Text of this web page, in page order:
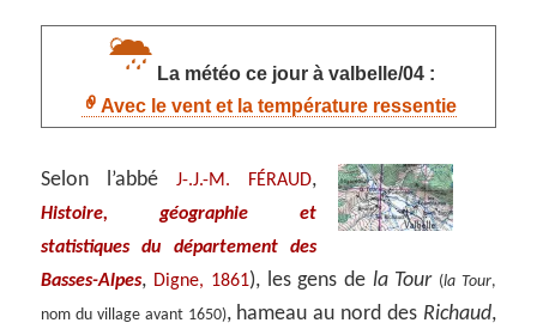
La météo ce jour à valbelle/04 :
Avec le vent et la température ressentie
Selon l’abbé J-.J.-M. FÉRAUD,
Histoire, géographie et
statistiques du département des
Basses-Alpes, Digne, 1861), les gens de la Tour (la Tour,
nom du village avant 1650), hameau au nord des Richaud,